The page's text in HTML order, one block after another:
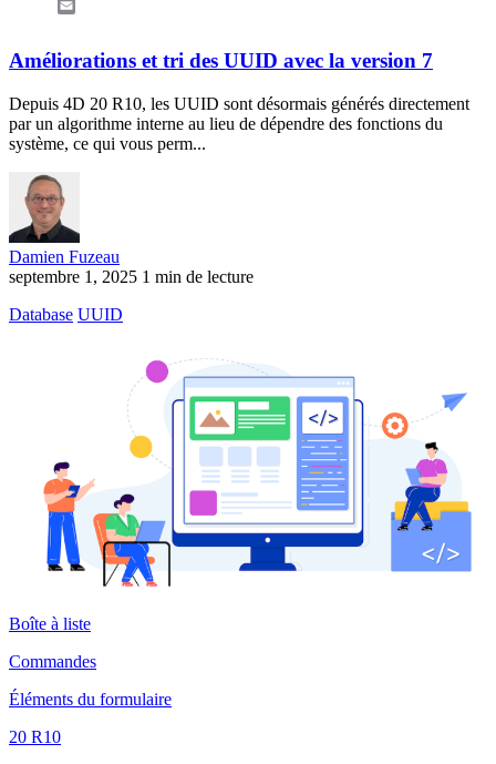
Améliorations et tri des UUID avec la version 7
Depuis 4D 20 R10, les UUID sont désormais générés directement
par un algorithme interne au lieu de dépendre des fonctions du
système, ce qui vous perm...
Damien Fuzeau
septembre 1, 2025 1 min de lecture
Database UUID
Boîte à liste
Commandes
Éléments du formulaire
20 R10